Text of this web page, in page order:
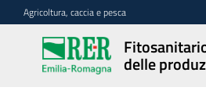
Vai al contenuto
Vai alla navigazione
Vai al footer
Agricoltura, caccia e pesca
delle
Fitosanitario
e difesa